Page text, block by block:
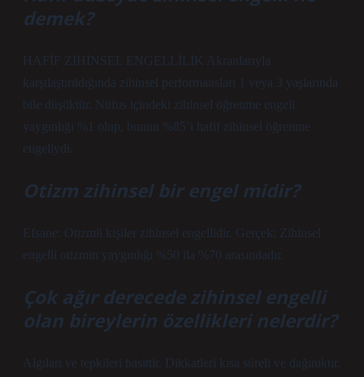
demek?
HAFİF ZİHİNSEL ENGELLİLİK Akranlarıyla
karşılaştırıldığında zihinsel performansları 1 veya 3 yaşlarında
bile düşüktür. Nüfus içindeki zihinsel öğrenme engeli
yaygınlığı %1 olup, bunun %85’i hafif zihinsel öğrenme
engeliydi.
Otizm zihinsel bir engel midir?
Efsane: Otizmli kişiler zihinsel engellidir. Gerçek: Zihinsel
engelli otizmin yaygınlığı %50 ila %70 arasındadır.
Çok ağır derecede zihinsel engelli
olan bireylerin özellikleri nelerdir?
Algıları ve tepkileri basittir. Dikkatleri kısa süreli ve dağınıktır.